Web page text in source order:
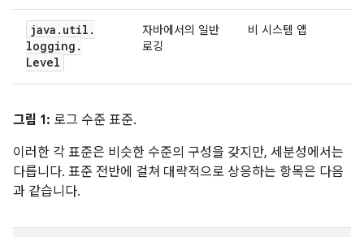
java . util .
logging .
Level
자바에서의 일반
로깅
비 시스템 앱
그림 1: 로그 수준 표준.
이러한 각 표준은 비슷한 수준의 구성을 갖지만, 세분성에서는
다릅니다. 표준 전반에 걸쳐 대략적으로 상응하는 항목은 다음
과 같습니다.